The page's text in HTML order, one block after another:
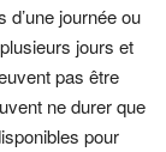
journée ou
jours et
pas être
ne durer que
pour